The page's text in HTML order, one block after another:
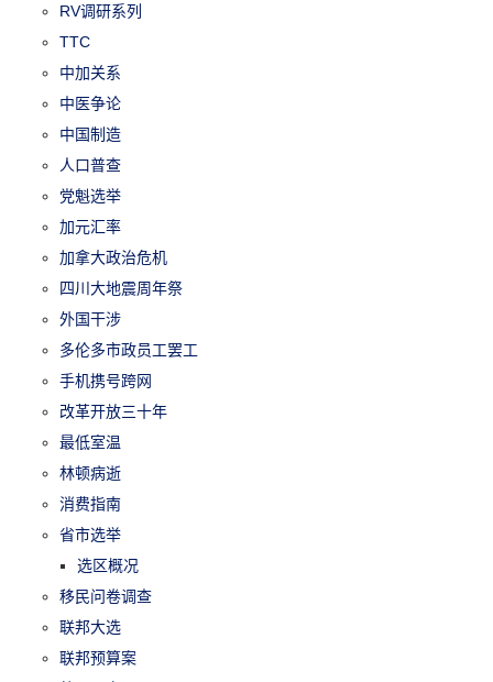
RV调研系列
TTC
中加关系
中医争论
中国制造
人口普查
党魁选举
加元汇率
加拿大政治危机
四川大地震周年祭
外国干涉
多伦多市政员工罢工
手机携号跨网
改革开放三十年
最低室温
林顿病逝
消费指南
省市选举
选区概况
移民问卷调查
联邦大选
联邦预算案